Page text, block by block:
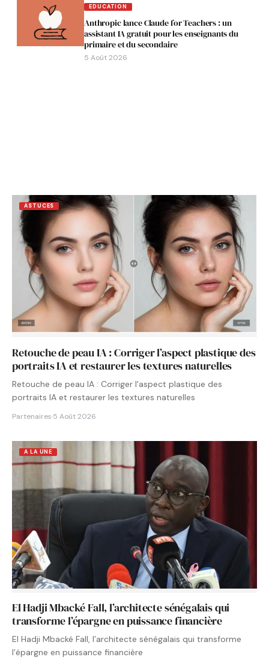
EDUCATION
Anthropic lance Claude for Teachers : un
assistant IA gratuit pour les enseignants du
primaire et du secondaire
5 Août 2026
ASTUCES
Retouche de peau IA : Corriger l’aspect plastique des
portraits IA et restaurer les textures naturelles
Retouche de peau IA : Corriger l'aspect plastique des
portraits IA et restaurer les textures naturelles
Partenaires·5 Août 2026
A LA UNE
El Hadji Mbacké Fall, l’architecte sénégalais qui
transforme l’épargne en puissance financière
El Hadji Mbacké Fall, l’architecte sénégalais qui transforme
l’épargne en puissance financière